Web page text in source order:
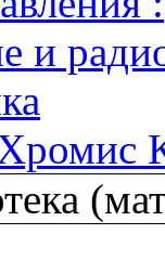
и